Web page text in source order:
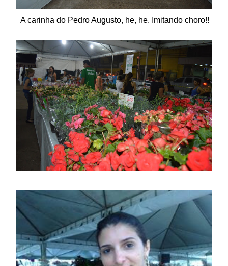
A carinha do Pedro Augusto, he, he. Imitando choro!!